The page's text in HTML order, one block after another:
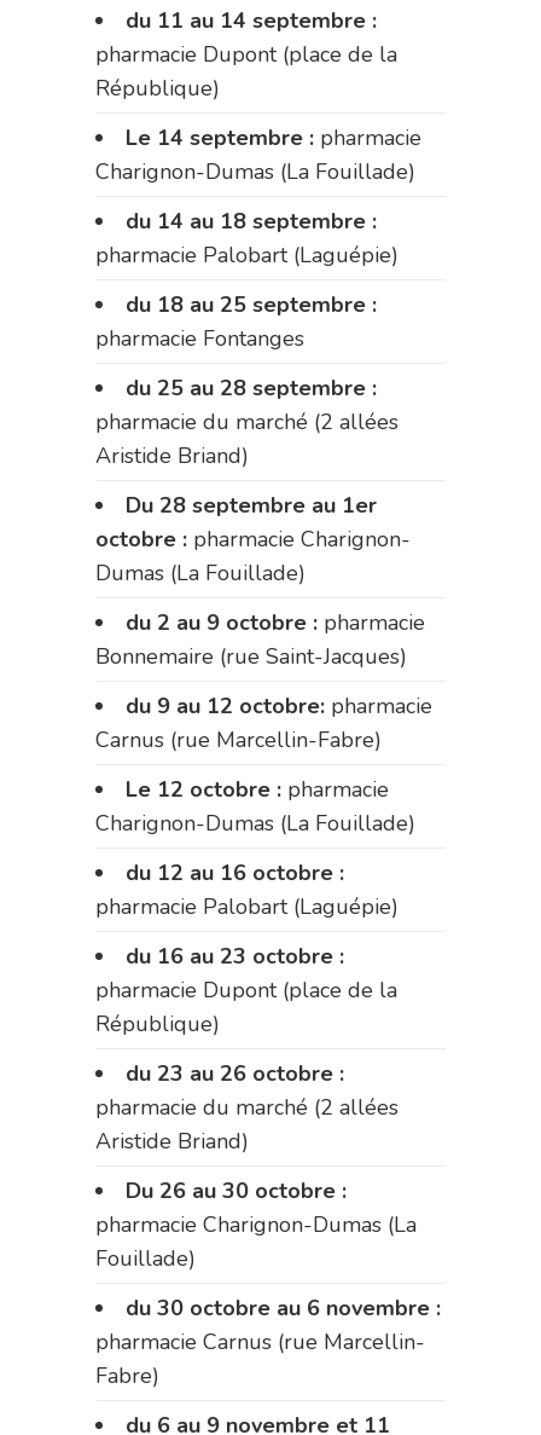
du 11 au 14 septembre :
pharmacie Dupont (place de la
République)
Le 14 septembre : pharmacie
Charignon-Dumas (La Fouillade)
du 14 au 18 septembre :
pharmacie Palobart (Laguépie)
du 18 au 25 septembre :
pharmacie Fontanges
du 25 au 28 septembre :
pharmacie du marché (2 allées
Aristide Briand)
Du 28 septembre au 1er
octobre : pharmacie Charignon-
Dumas (La Fouillade)
du 2 au 9 octobre : pharmacie
Bonnemaire (rue Saint-Jacques)
du 9 au 12 octobre: pharmacie
Carnus (rue Marcellin-Fabre)
Le 12 octobre : pharmacie
Charignon-Dumas (La Fouillade)
du 12 au 16 octobre :
pharmacie Palobart (Laguépie)
du 16 au 23 octobre :
pharmacie Dupont (place de la
République)
du 23 au 26 octobre :
pharmacie du marché (2 allées
Aristide Briand)
Du 26 au 30 octobre :
pharmacie Charignon-Dumas (La
Fouillade)
du 30 octobre au 6 novembre :
pharmacie Carnus (rue Marcellin-
Fabre)
du 6 au 9 novembre et 11